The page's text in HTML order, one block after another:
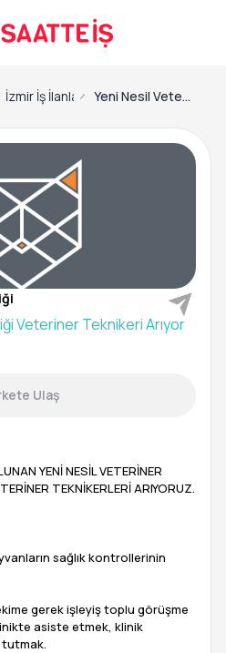
İş İlanları
İzmir İş İlanları Yeni Nesil Veteriner Kliniği-Yeni Nesil Veteriner Kliniği Veteriner Teknikeri Arıyor
Veteriner Teknikeri Arıyor
Ulaş
YENİ NESİL VETERİNER
TEKNİKERLERİ ARIYORUZ.
sağlık kontrollerinin
gerek işleyiş toplu görüşme
asiste etmek, klinik
tutmak.